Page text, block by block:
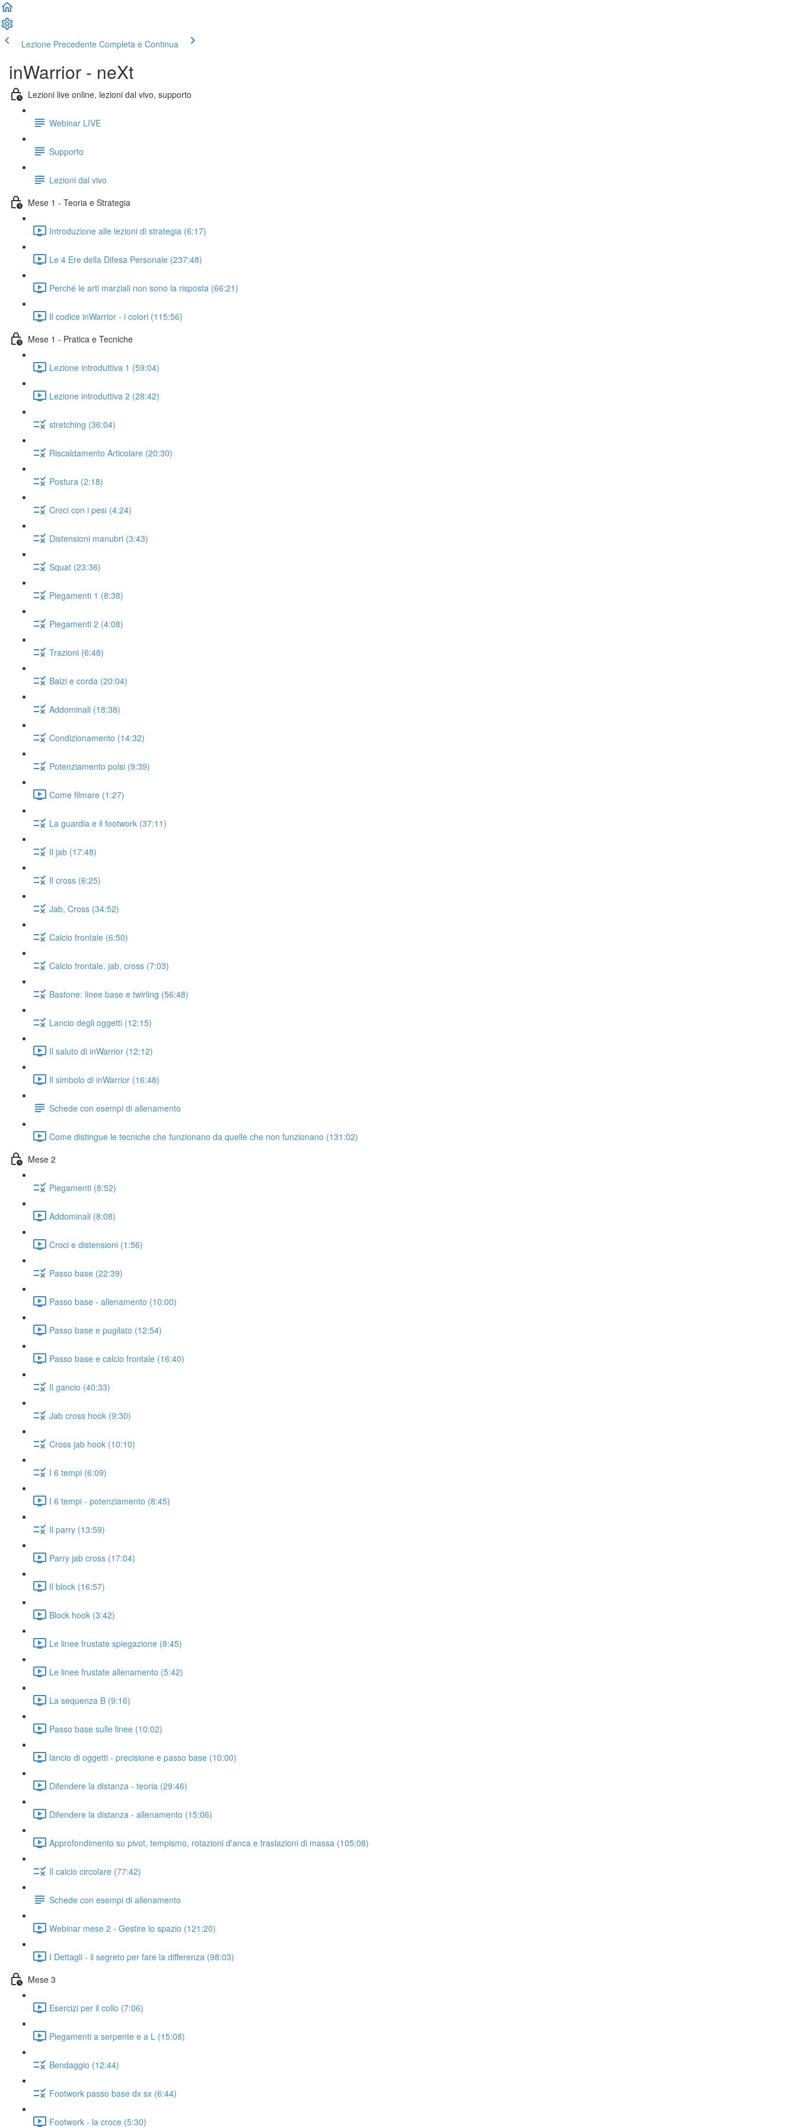
Lezione Precedente Completa e Continua
inWarrior - neXt
Lezioni live online, lezioni dal vivo, supporto
Webinar LIVE
Supporto
Lezioni dal vivo
Mese 1 - Teoria e Strategia
Introduzione alle lezioni di strategia (6:17)
Le 4 Ere della Difesa Personale (237:48)
Perché le arti marziali non sono la risposta (66:21)
Il codice inWarrior - i colori (115:56)
Mese 1 - Pratica e Tecniche
Lezione introduttiva 1 (59:04)
Lezione introduttiva 2 (28:42)
stretching (36:04)
Riscaldamento Articolare (20:30)
Postura (2:18)
Croci con i pesi (4:24)
Distensioni manubri (3:43)
Squat (23:36)
Piegamenti 1 (8:38)
Piegamenti 2 (4:08)
Trazioni (6:48)
Balzi e corda (20:04)
Addominali (18:38)
Condizionamento (14:32)
Potenziamento polsi (9:39)
Come filmare (1:27)
La guardia e il footwork (37:11)
Il jab (17:48)
Il cross (6:25)
Jab, Cross (34:52)
Calcio frontale (6:50)
Calcio frontale, jab, cross (7:03)
Bastone: linee base e twirling (56:48)
Lancio degli oggetti (12:15)
Il saluto di inWarrior (12:12)
Il simbolo di inWarrior (16:48)
Schede con esempi di allenamento
Come distingue le tecniche che funzionano da quelle che non funzionano (131:02)
Mese 2
Piegamenti (8:52)
Addominali (8:08)
Croci e distensioni (1:56)
Passo base (22:39)
Passo base - allenamento (10:00)
Passo base e pugilato (12:54)
Passo base e calcio frontale (16:40)
Il gancio (40:33)
Jab cross hook (9:30)
Cross jab hook (10:10)
I 6 tempi (6:09)
I 6 tempi - potenziamento (8:45)
Il parry (13:59)
Parry jab cross (17:04)
Il block (16:57)
Block hook (3:42)
Le linee frustate spiegazione (8:45)
Le linee frustate allenamento (5:42)
La sequenza B (9:16)
Passo base sulle linee (10:02)
lancio di oggetti - precisione e passo base (10:00)
Difendere la distanza - teoria (29:46)
Difendere la distanza - allenamento (15:06)
Approfondimento su pivot, tempismo, rotazioni d'anca e traslazioni di massa (105:08)
Il calcio circolare (77:42)
Schede con esempi di allenamento
Webinar mese 2 - Gestire lo spazio (121:20)
I Dettagli - il segreto per fare la differenza (98:03)
Mese 3
Esercizi per il collo (7:06)
Piegamenti a serpente e a L (15:08)
Bendaggio (12:44)
Footwork passo base dx sx (6:44)
Footwork - la croce (5:30)